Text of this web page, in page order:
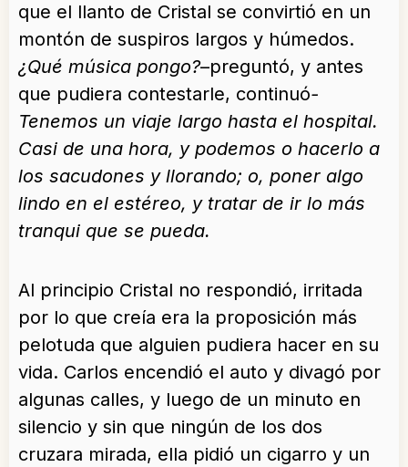
que el llanto de Cristal se convirtió en un
montón de suspiros largos y húmedos.
¿Qué música pongo?­–preguntó, y antes
que pudiera contestarle, continuó-
Tenemos un viaje largo hasta el hospital.
Casi de una hora, y podemos o hacerlo a
los sacudones y llorando; o, poner algo
lindo en el estéreo, y tratar de ir lo más
tranqui que se pueda.
Al principio Cristal no respondió, irritada
por lo que creía era la proposición más
pelotuda que alguien pudiera hacer en su
vida. Carlos encendió el auto y divagó por
algunas calles, y luego de un minuto en
silencio y sin que ningún de los dos
cruzara mirada, ella pidió un cigarro y un